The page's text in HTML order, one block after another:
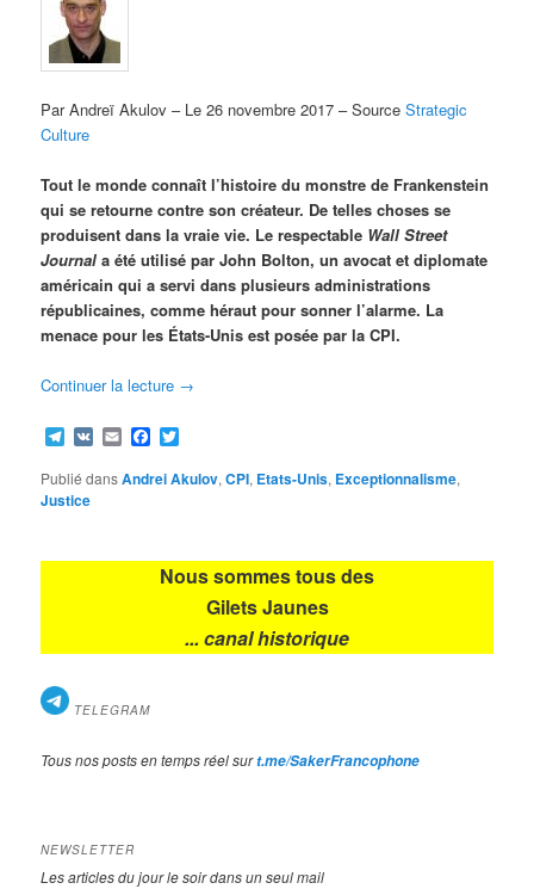
Par Andreï Akulov – Le 26 novembre 2017 – SourceStrategic
Culture
Tout le monde connaît l’histoire du monstre de Frankenstein
qui se retourne contre son créateur. De telles choses se
produisent dans la vraie vie. Le respectable Wall Street
Journal a été utilisé par John Bolton, un avocat et diplomate
américain qui a servi dans plusieurs administrations
républicaines, comme héraut pour sonner l’alarme. La
menace pour les États-Unis est posée par la CPI.
Continuer la lecture →
Telegram
VK EmailFacebook
Publié dansAndrei Akulov,CPI, Etats-Unis, Exceptionnalisme,
Justice
Nous sommes tous des
Gilets Jaunes
... canal historique
TELEGRAM
Tous nos posts en temps réel surt.me/SakerFrancophone
NEWSLETTER
Les articles du jour le soir dans un seul mail